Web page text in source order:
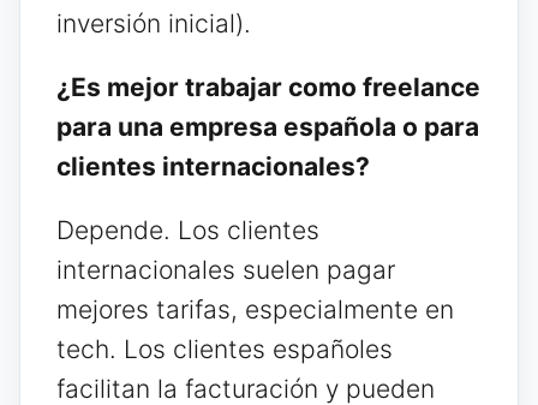
inversión inicial).
¿Es mejor trabajar como freelance
para una empresa española o para
clientes internacionales?
Depende. Los clientes
internacionales suelen pagar
mejores tarifas, especialmente en
tech. Los clientes españoles
facilitan la facturación y pueden